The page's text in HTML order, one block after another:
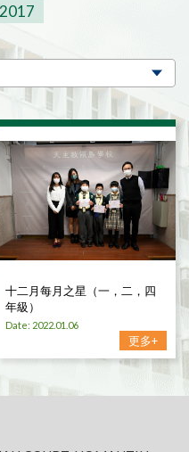
2017
十二月每月之星（一，二，四
年級）
Date: 2022.01.06
更多+